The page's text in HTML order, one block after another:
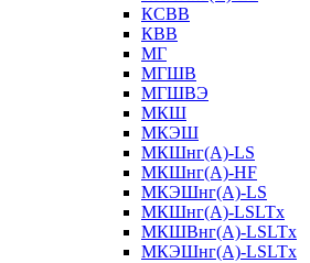
КСВВ
КВВ
МГ
МГШВ
МГШВЭ
МКШ
МКЭШ
МКШнг(А)-LS
МКШнг(А)-HF
МКЭШнг(А)-LS
МКШнг(А)-LSLTx
МКШВнг(A)-LSLTx
МКЭШнг(А)-LSLTx